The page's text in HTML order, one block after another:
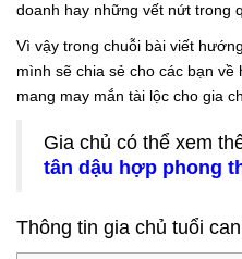
doanh hay những vết nứt trong
Vì vậy trong chuỗi bài viết
mình sẽ chia sẻ cho các bạn
mang may mắn tài lộc cho gia
Gia chủ có thể xem
tân dậu hợp phong
Thông tin gia chủ tuổi